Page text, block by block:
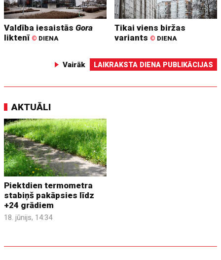
Valdība iesaistāsGora
liktenī © DIENA
Tikai viens biržas
variants © DIENA
Vairāk LAIKRAKSTA DIENA PUBLIKĀCIJAS
AKTUĀLI
Piektdien termometra
stabiņš pakāpsies līdz
+24 grādiem
18. jūnijs, 14:34